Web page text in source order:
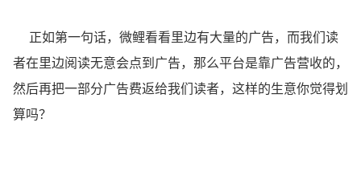
正如第一句话，微鲤看看里边有大量的广告，而我们读
者在里边阅读无意会点到广告，那么平台是靠广告营收的，
然后再把一部分广告费返给我们读者，这样的生意你觉得划
算吗？